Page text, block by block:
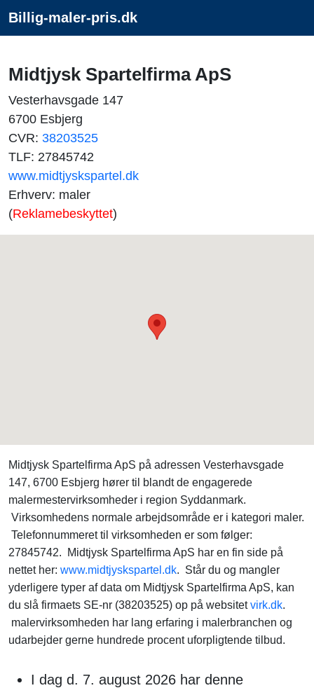
Billig-maler-pris.dk
Midtjysk Spartelfirma ApS
Vesterhavsgade 147
6700 Esbjerg
CVR: 38203525
TLF: 27845742
www.midtjyskspartel.dk
Erhverv: maler
(Reklamebeskyttet)
Midtjysk Spartelfirma ApS på adressen Vesterhavsgade
147, 6700 Esbjerg hører til blandt de engagerede
malermestervirksomheder i region Syddanmark.
Virksomhedens normale arbejdsområde er i kategori maler.
Telefonnummeret til virksomheden er som følger:
27845742. Midtjysk Spartelfirma ApS har en fin side på
nettet her: www.midtjyskspartel.dk. Står du og mangler
yderligere typer af data om Midtjysk Spartelfirma ApS, kan
du slå firmaets SE-nr (38203525) op på websitetvirk.dk.
malervirksomheden har lang erfaring i malerbranchen og
udarbejder gerne hundrede procent uforpligtende tilbud.
I dag d. 7. august 2026 har denne